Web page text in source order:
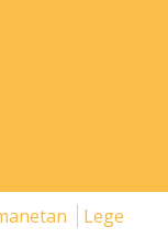
Lege